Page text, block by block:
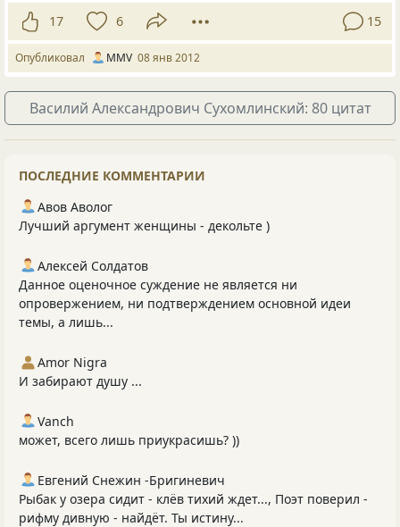
17 6 15
Опубликовал MMV 08 янв 2012
Василий Александрович Сухомлинский: 80 цитат
ПОСЛЕДНИЕ КОММЕНТАРИИ
Авов Аволог
Лучший аргумент женщины - декольте )
Алексей Солдатов
Данное оценочное суждение не является ни
опровержением, ни подтверждением основной идеи
темы, а лишь...
Amor Nigra
И забирают душу ...
Vanch
может, всего лишь приукрасишь? ))
Евгений Снежин -Бригиневич
Рыбак у озера сидит - клёв тихий ждет..., Поэт поверил -
рифму дивную - найдёт. Ты истину...